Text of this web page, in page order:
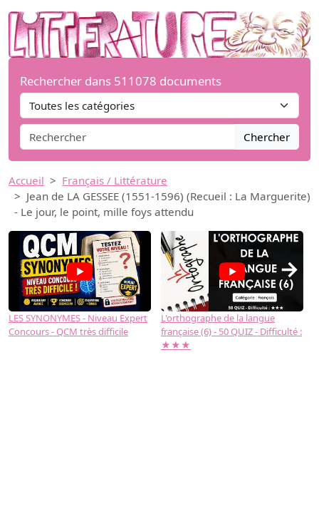
Rechercher dans 511078 documents
Chercher
Accueil
Français / Littérature
Jean de LA GESSEE (1551-1596) (Recueil : La Marguerite)
- Le jour, le point, mille foys attendu
LES SYNONYMES - Niveau Expert
Concours - QCM très difficile
L'orthographe de la langue
française (6) - 50 QUIZ - Difficulté :
★★★
→